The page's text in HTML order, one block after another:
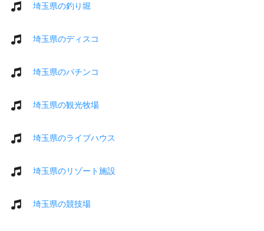
埼玉県の釣り堀
埼玉県のディスコ
埼玉県のパチンコ
埼玉県の観光牧場
埼玉県のライブハウス
埼玉県のリゾート施設
埼玉県の競技場